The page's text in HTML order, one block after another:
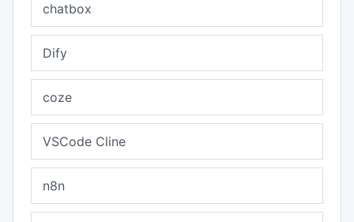
chatbox
Dify
coze
VSCode Cline
n8n